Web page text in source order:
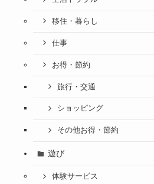
移住・暮らし
仕事
お得・節約
旅行・交通
ショッピング
その他お得・節約
遊び
体験サービス